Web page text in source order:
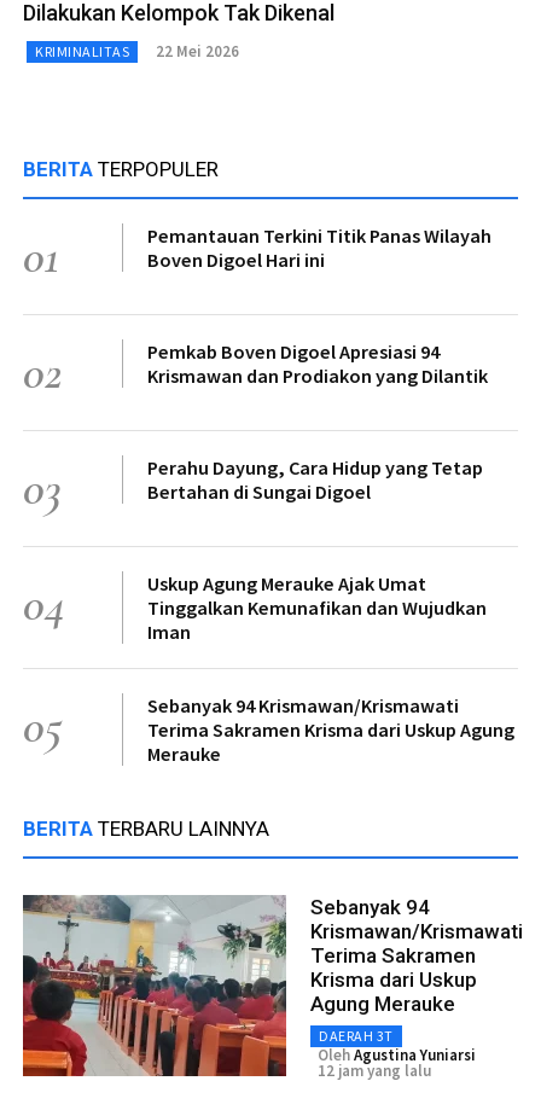
Dilakukan Kelompok Tak Dikenal
KRIMINALITAS 22 Mei 2026
BERITA TERPOPULER
01
Pemantauan Terkini Titik Panas Wilayah
Boven Digoel Hari ini
02
Pemkab Boven Digoel Apresiasi 94
Krismawan dan Prodiakon yang Dilantik
03
Perahu Dayung, Cara Hidup yang Tetap
Bertahan di Sungai Digoel
04
Uskup Agung Merauke Ajak Umat
Tinggalkan Kemunafikan dan Wujudkan
Iman
05
Sebanyak 94 Krismawan/Krismawati
Terima Sakramen Krisma dari Uskup Agung
Merauke
BERITA TERBARU LAINNYA
Sebanyak 94
Krismawan/Krismawati
Terima Sakramen
Krisma dari Uskup
Agung Merauke
DAERAH 3T
OlehAgustina Yuniarsi
12 jam yang lalu